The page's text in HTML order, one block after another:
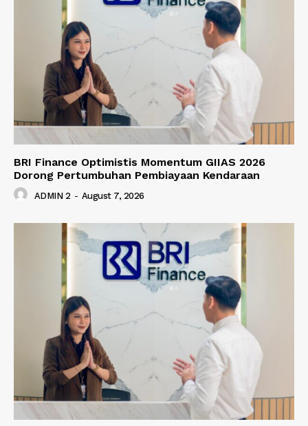
BRI Finance Optimistis Momentum GIIAS 2026
Dorong Pertumbuhan Pembiayaan Kendaraan
ADMIN 2 - August 7, 2026